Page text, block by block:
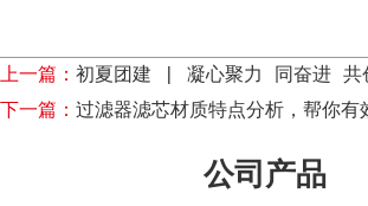
上一篇： 初夏团建 | 凝心聚力 同奋进 共
下一篇： 过滤器滤芯材质特点分析，帮你有
公司产品